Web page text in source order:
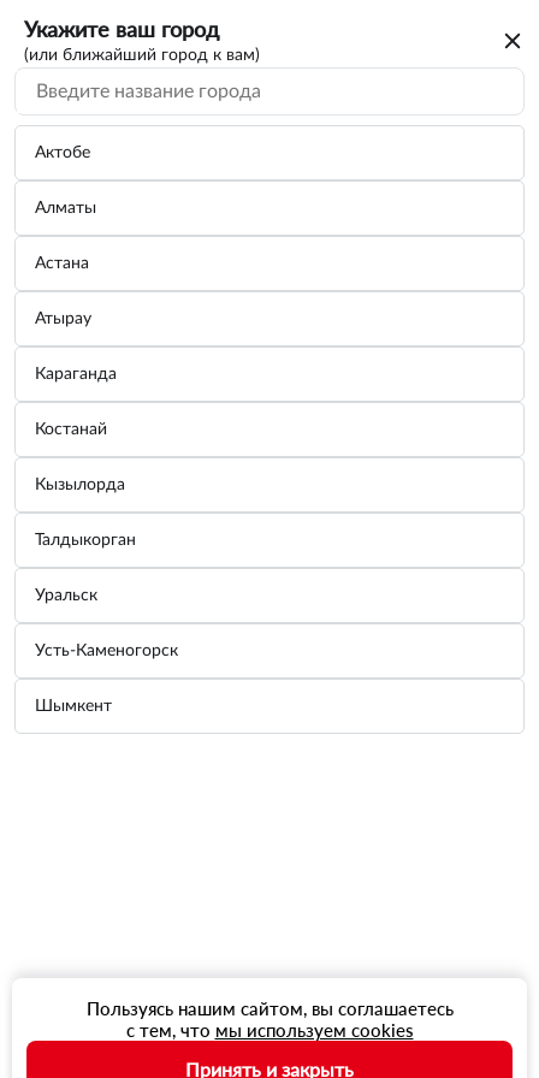
Укажите ваш город
(или ближайший город к вам)
Актобе
Алматы
Астана
Атырау
Караганда
Костанай
Кызылорда
Талдыкорган
Уральск
Усть-Каменогорск
Шымкент
Пользуясь нашим сайтом, вы соглашаетесь
с тем, что мы используем cookies
Принять и закрыть